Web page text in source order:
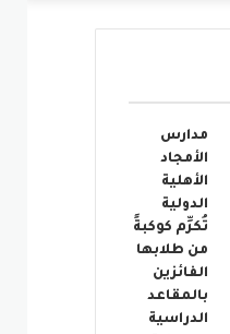
مدارس
الأمجاد
الأهلية
الدولية
تُكرِّم كوكبةً
من طلابها
الفائزين
بالمقاعد
الدراسية